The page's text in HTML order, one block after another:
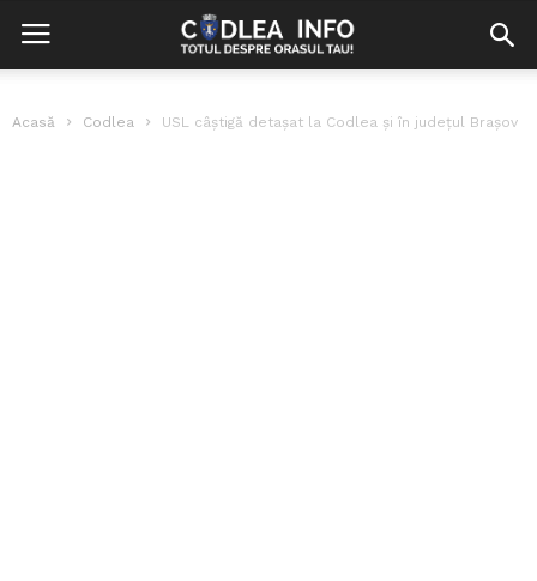
Acasă Codlea USL câștigă detașat la Codlea și în județul Brașov